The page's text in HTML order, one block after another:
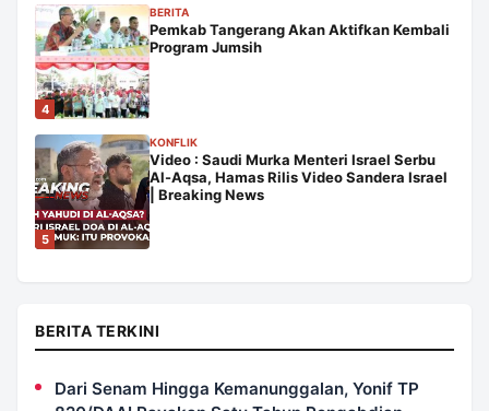
4
BERITA
Pemkab Tangerang Akan Aktifkan Kembali
Program Jumsih
5
KONFLIK
Video : Saudi Murka Menteri Israel Serbu
Al-Aqsa, Hamas Rilis Video Sandera Israel
| Breaking News
BERITA TERKINI
Dari Senam Hingga Kemanunggalan, Yonif TP